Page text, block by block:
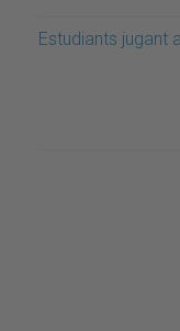
Estudiants jugant